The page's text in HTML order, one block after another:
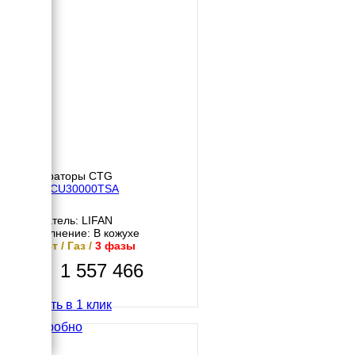
Генераторы CTG
CTG CU30000TSA
Двигатель: LIFAN
Исполнение: В кожухе
26 кВт / Газ / 3 фазы
1 557 466
Купить в 1 клик
Подробно